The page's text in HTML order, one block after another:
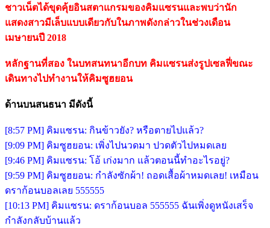
ชาวเน็ตได้ขุดคุ้ยอินสตาแกรมของคิมแซรนและพบว่านัก
แสดงสาวมีเล็บแบบเดียวกับในภาพดังกล่าวในช่วงเดือน
เมษายนปี 2018
หลักฐานที่สอง ในบทสนทนาอีกบท คิมแซรนส่งรูปเซลฟี่ขณะ
เดินทางไปทำงานให้คิมซูฮยอน
ด้านบนสนธนา มีดังนี้
[8:57 PM] คิมแซรน: กินข้าวยัง? หรือตายไปแล้ว?
[9:09 PM] คิมซูฮยอน: เพิ่งไปนวดมา ปวดตัวไปหมดเลย
[9:46 PM] คิมแซรน: โอ้ เก่งมาก แล้วตอนนี้ทำอะไรอยู่?
[9:59 PM] คิมซูฮยอน: กำลังซักผ้า! ถอดเสื้อผ้าหมดเลย! เหมือน
ดราก้อนบอลเลย 555555
[10:13 PM] คิมแซรน: ดราก้อนบอล 555555 ฉันเพิ่งดูหนังเสร็จ
กำลังกลับบ้านแล้ว